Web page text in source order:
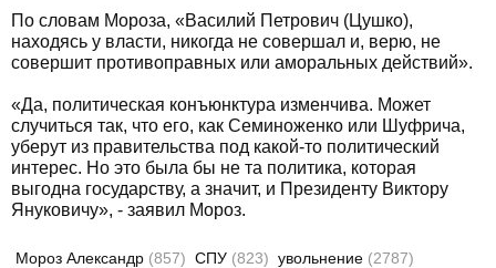
По словам Мороза, «Василий Петрович (Цушко),
находясь у власти, никогда не совершал и, верю, не
совершит противоправных или аморальных действий».
«Да, политическая конъюнктура изменчива. Может
случиться так, что его, как Семиноженко или Шуфрича,
уберут из правительства под какой-то политический
интерес. Но это была бы не та политика, которая
выгодна государству, а значит, и Президенту Виктору
Януковичу», - заявил Мороз.
Мороз Александр (857) СПУ (823) увольнение (2787)